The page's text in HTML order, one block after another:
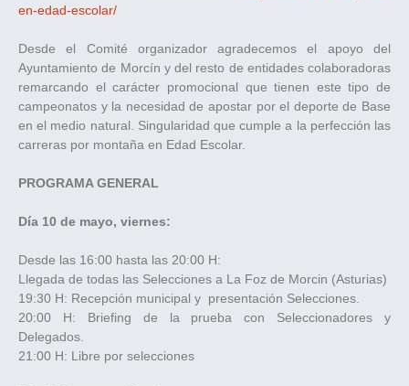
en-edad-escolar/
Desde el Comité organizador agradecemos el apoyo del
Ayuntamiento de Morcín y del resto de entidades colaboradoras
remarcando el carácter promocional que tienen este tipo de
campeonatos y la necesidad de apostar por el deporte de Base
en el medio natural. Singularidad que cumple a la perfección las
carreras por montaña en Edad Escolar.
PROGRAMA GENERAL
Día 10 de mayo, viernes:
Desde las 16:00 hasta las 20:00 H:
Llegada de todas las Selecciones a La Foz de Morcin (Asturias)
19:30 H: Recepción municipal y presentación Selecciones.
20:00 H: Briefing de la prueba con Seleccionadores y
Delegados.
21:00 H: Libre por selecciones